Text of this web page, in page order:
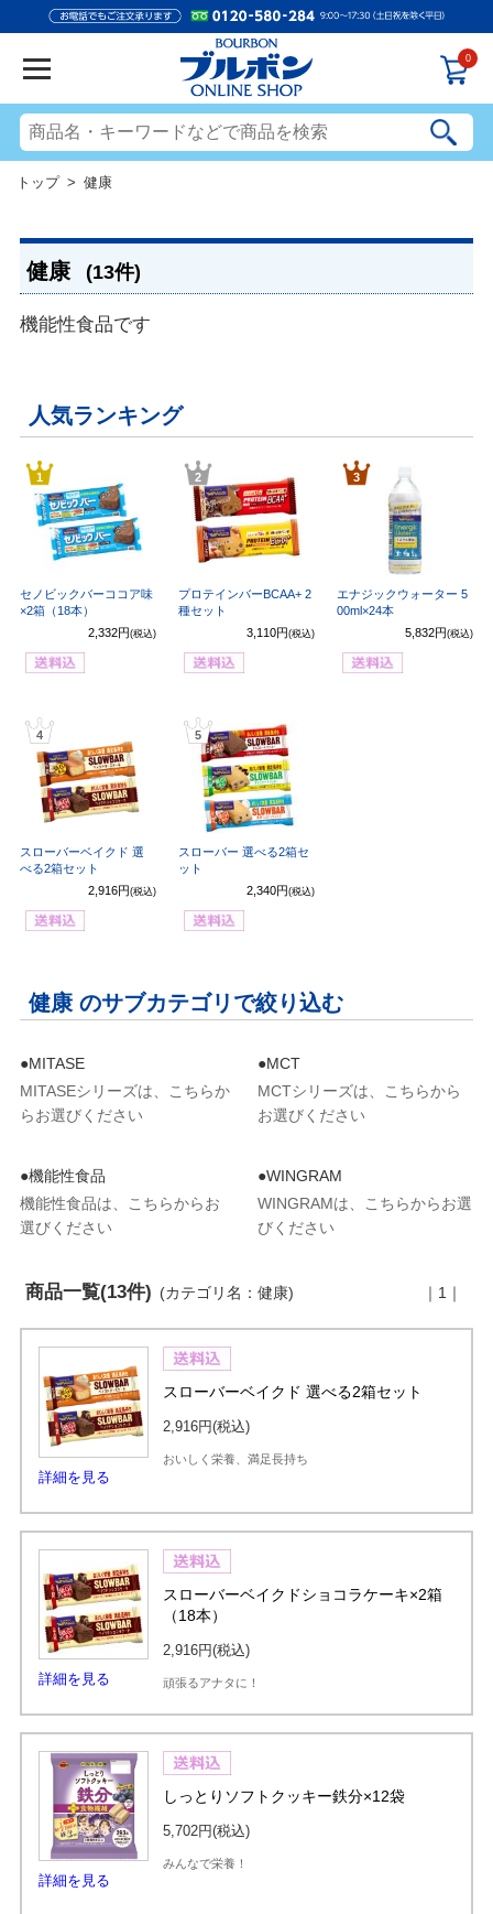
0
トップ> 健康
健康 (13件)
機能性食品です
人気ランキング
1
セノビックバーココア味
×2箱（18本）
2,332円 (税込)
2
プロテインバーBCAA+ 2
種セット
3,110円 (税込)
3
エナジックウォーター 5
00ml×24本
5,832円(税込)
4
スローバーベイクド 選
べる2箱セット
2,916円 (税込)
5
スローバー 選べる2箱セ
ット
2,340円 (税込)
健康 のサブカテゴリで絞り込む
●MITASE
MITASEシリーズは、こちらか
らお選びください
●MCT
MCTシリーズは、こちらから
お選びください
●機能性食品
機能性食品は、こちらからお
選びください
●WINGRAM
WINGRAMは、こちらからお選
びください
商品一覧(13件) ｜1｜
(カテゴリ名：健康)
詳細を見る
スローバーベイクド 選べる2箱セット
2,916円(税込)
おいしく栄養、満足長持ち
詳細を見る
スローバーベイクドショコラケーキ×2箱
（18本）
2,916円(税込)
頑張るアナタに！
詳細を見る
しっとりソフトクッキー鉄分×12袋
5,702円(税込)
みんなで栄養！